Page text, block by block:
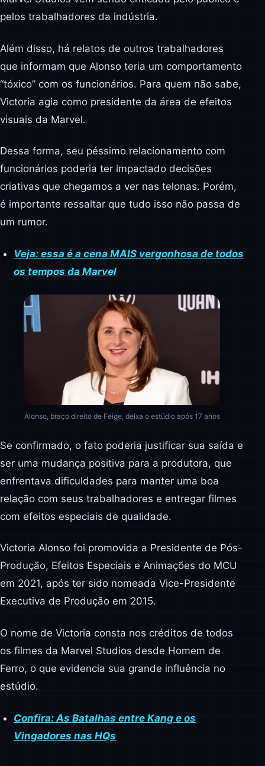
pelos trabalhadores da indústria.
Além disso, há relatos de outros trabalhadores
que informam que Alonso teria um comportamento
“tóxico” com os funcionários. Para quem não sabe,
Victoria agia como presidente da área de efeitos
visuais da Marvel.
Dessa forma, seu péssimo relacionamento com
funcionários poderia ter impactado decisões
criativas que chegamos a ver nas telonas. Porém,
é importante ressaltar que tudo isso não passa de
um rumor.
Veja: essa é a cena MAIS vergonhosa de todos
os tempos da Marvel
Alonso, braço direito de Feige, deixa o estúdio após 17 anos
Se confirmado, o fato poderia justificar sua saída e
ser uma mudança positiva para a produtora, que
enfrentava dificuldades para manter uma boa
relação com seus trabalhadores e entregar filmes
com efeitos especiais de qualidade.
Victoria Alonso foi promovida a Presidente de Pós-
Produção, Efeitos Especiais e Animações do MCU
em 2021, após ter sido nomeada Vice-Presidente
Executiva de Produção em 2015.
O nome de Victoria consta nos créditos de todos
os filmes da Marvel Studios desde Homem de
Ferro, o que evidencia sua grande influência no
estúdio.
Confira: As Batalhas entre Kang e os
Vingadores nas HQs